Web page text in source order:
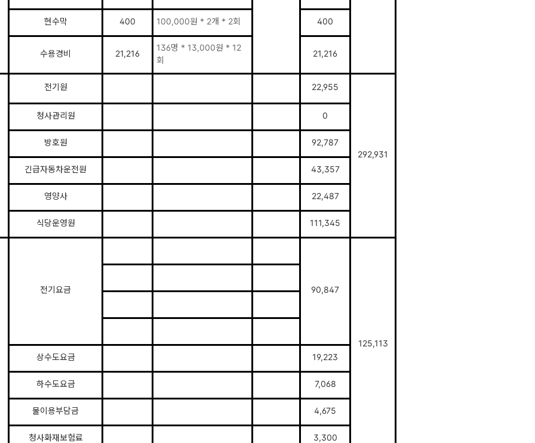
현수막 400 100,000원 * 2개 * 2회 400
수용경비 21,216
136명 * 13,000원 * 12
회
21,216
전기원 22,955
292,931
청사관리원 0
방호원 92,787
긴급자동차운전원 43,357
영양사 22,487
식당운영원 111,345
전기요금 90,847
125,113
상수도요금
19,223
하수도요금 7,068
물이용부담금 4,675
청사화재보험료 3,300